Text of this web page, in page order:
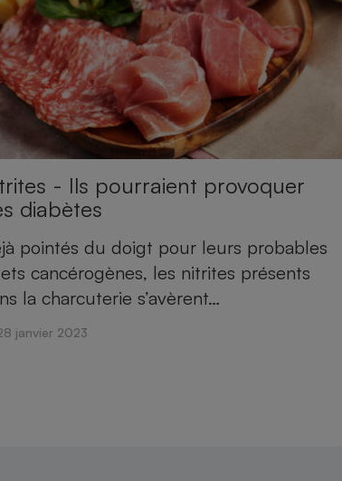
- Ils pourraient provoquer
diabètes
pointés du doigt pour leurs probables
cancérogènes, les nitrites présents
la charcuterie s’avèrent…
janvier 2023
Appareil photo
numérique
Électricité - Gaz
Lessive